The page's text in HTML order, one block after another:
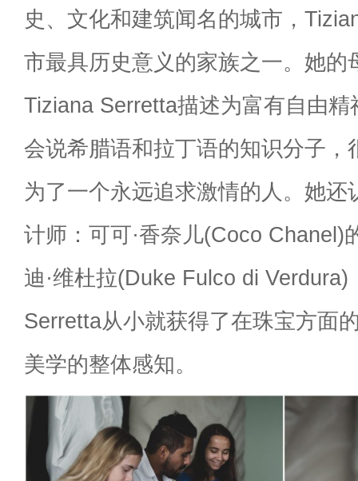
史、文化和建筑闻名的城市，
市最具历史意义的家族之一。她的
Tiziana Serretta描述为富有自由
会说希腊语和拉丁语的知识分子，
为了一个永远追求激情的人。她还
计师：可可·香奈儿(Coco Chanel)
迪·维杜拉(Duke Fulco di Verdura)
Serretta从小就获得了在珠宝方面
美学的整体感知。